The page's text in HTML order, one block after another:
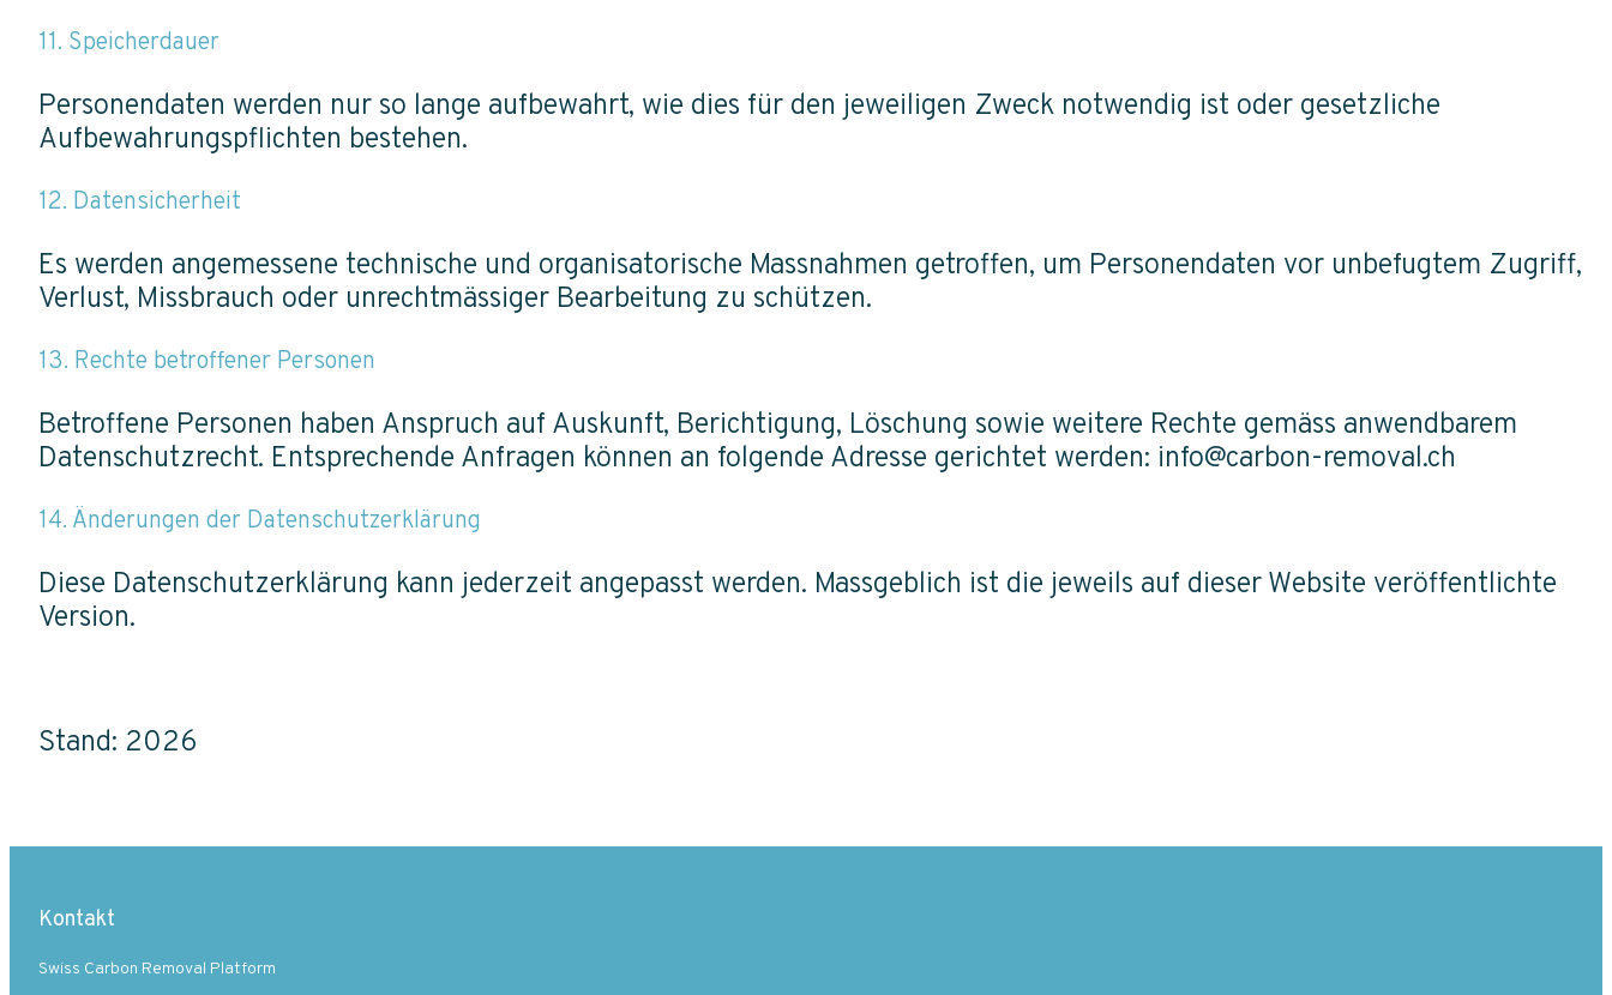
11. Speicherdauer
Personendaten werden nur so lange aufbewahrt, wie dies für den jeweiligen Zweck notwendig ist oder gesetzliche
Aufbewahrungspflichten bestehen.
12. Datensicherheit
Es werden angemessene technische und organisatorische Massnahmen getroffen, um Personendaten vor unbefugtem Zugriff,
Verlust, Missbrauch oder unrechtmässiger Bearbeitung zu schützen.
13. Rechte betroffener Personen
Betroffene Personen haben Anspruch auf Auskunft, Berichtigung, Löschung sowie weitere Rechte gemäss anwendbarem
Datenschutzrecht. Entsprechende Anfragen können an folgende Adresse gerichtet werden: info@carbon-removal.ch
14. Änderungen der Datenschutzerklärung
Diese Datenschutzerklärung kann jederzeit angepasst werden. Massgeblich ist die jeweils auf dieser Website veröffentlichte
Version.
Stand: 2026
Kontakt
Swiss Carbon Removal Platform